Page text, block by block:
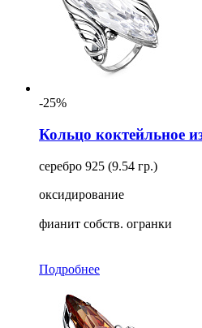
-25%
Кольцо коктейльное
серебро 925 (9.54 гр.)
оксидирование
фианит собств. огранки
Подробнее